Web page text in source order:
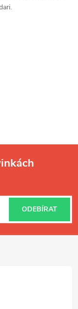
ODEBÍRAT